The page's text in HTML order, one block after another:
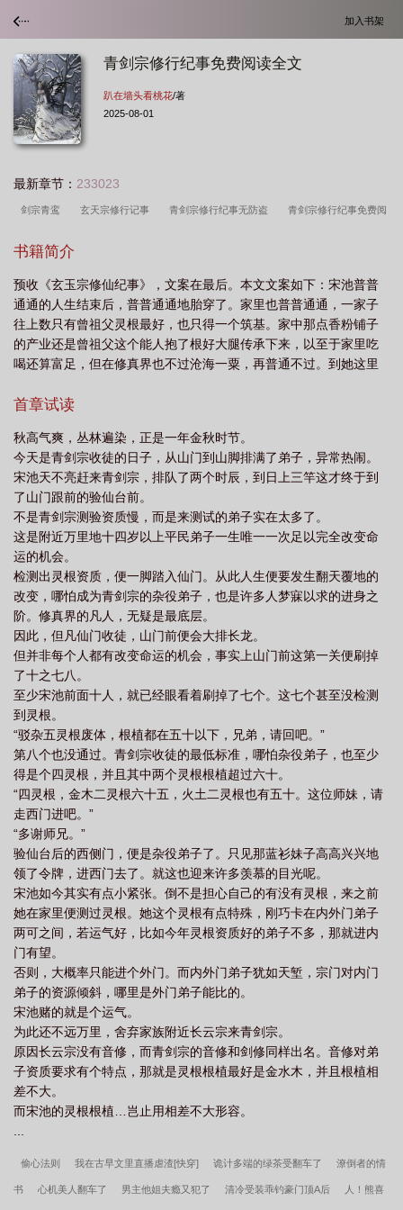
加入书架
青剑宗修行纪事免费阅读全文
趴在墙头看桃花/著
2025-08-01
最新章节： 233023
剑宗青鸾 玄天宗修行记事 青剑宗修行纪事无防盗 青剑宗修行纪事免费阅
池跟谁在一起
趣阁 青剑宗修行纪事资源 青剑宗修行纪事男主 青剑宗修行纪事免费观
看 青剑宗修行纪事最新章节免费阅读 青剑宗修行纪事全文免费阅读 青剑宗
修行纪事番外 青剑宗修行纪事128 剑宗青鸾峰上百度百科 青玄剑宗 青
剑宗修行纪事免费阅读全文 青剑宗修行纪事讲的是什么 剑宗青鸾峰上笔趣
事百度 剑宗 青鸾峰上 青剑宗修行纪事宋池
剑宗修行纪事26宋池 青剑宗修行纪事晋江 青剑宗修行纪事TXT百度 剑修青
帝遗录 青剑宗修行纪事大结局
书籍简介
预收《玄玉宗修仙纪事》，文案在最后。本文文案如下：宋池普普
通通的人生结束后，普普通通地胎穿了。家里也普普通通，一家子
往上数只有曾祖父灵根最好，也只得一个筑基。家中那点香粉铺子
的产业还是曾祖父这个能人抱了根好大腿传承下来，以至于家里吃
喝还算富足，但在修真界也不过沧海一粟，再普通不过。到她这里
这个资质，无论如何筑基有望。运气好还能进宗门为内门弟子，也
宋池不远万里跑青剑宗来拜师。只因她那平均到过分的金水木三灵
根根植全都77的资质，最适合做音修。而青剑宗以此闻名。而她搏
对了。凭借弯弯秀气眉眼的乖巧，讨人喜欢的模样，成功让验仙台
的仙师松松手，进入内门！赌了个大的，而且成功了！宋池当真眉
开眼笑。接下来，不开玩笑，她一定努力修炼，目标也不异想天
开，金丹——成就金丹修士是她毕生目标。她一心进学宫努力学
习，努力修炼，别的一概不管。恼人的是，进宗门前一年夏天隔壁
来消暑的那名门贵族家那小子，到哪都跟着她。她去学宫，他一个
尊者座下弟子居然也来学宫，而且厚脸皮坐她隔壁。日常顶着他那
张‘一辈子做男二永远得不到女主喜欢\’的欠抽的讥讽笑脸对她挑刺。
动不动叫她七七。对对对！你金水木三个灵根都是天灵根你了不
起，你天才，你天下第一棒。宋池不搭理他。然后进宗门前走在她
身前那唇红齿白兼具苦大仇深版，被她自认为男主的少年，居然也
来学宫，还坐在她后座。日常拿一双冻死人的眼睛，盯的她后背满
身寒霜。但这也无妨。人家本来冰山标配，爱放点寒气那别人也管
不着。虽然这两个有点招蜂引蝶，给她造成了一点点小小麻烦。但
是也无妨，她坚定的修仙大计，一直稳当前行。直到有一天，女主
降临学宫。宋池那塞满了海量小说的脑子，总算觉醒记忆。原来还
是穿书了。她忍不住地松了一口气，虽然她在书里大概是个女四或
者五之类的暗恋者的边角料角色，但是不妨碍她狠狠地露出了笑
容。——她的机缘来了。这大概就是穿越者福利吧！只要那本书是
真的，接下来的秘境之中，她就可以得到灵药洗涤灵根。灵根根植
不到八十，连仙根都没有，这辈子金丹无望。但是那书中提到的秘
药，一定可以洗涤她的灵根提升资质等级，到时别说金丹，元婴她
也可以生起摸一摸的野望。至于女主与男主以及男二三四五六七狗
血遍地，修罗场满布的修炼人生，她本来以为自己就是个看戏人。
后来才发现，她才是这狗血修罗场最刺激一环！**************预收
《玄玉宗修仙纪事》宋汐进宗门没几天，就怀揣捉奸剧本。她那从
小定了亲，没见过几面的未婚夫，会在进宗门后对书中女主一见钟
情，并会在宗门盛景之一的香花溪边傍晚约见。当然要去抓奸的是
原主，原主对这个未婚夫还是有情的。不错，她穿书了。而且打一
出生就胎穿过来，那个小未婚夫嘛，见过几面吧。看着不像个花心
的家伙。但那本书既然那么写，估计这小子真的进宗门就喜欢上了
一生挚爱。可怜的家伙，却是个男二。得不到女主的垂青的。原主
自然是女三了。宋汐会去抓这个奸，不是为了夺回那花心的未婚夫
的爱。而是因为，书中提到，原主就是抓奸躲在花丛的过程中，遇
到了此生机缘。成就了后来的炼器天才！她如今资质马马虎虎，不
缘不要这不可能。于是这天傍晚，宋汐早早地埋伏在香花溪边的仙
首章试读
秋高气爽，丛林遍染，正是一年金秋时节。
今天是青剑宗收徒的日子，从山门到山脚排满了弟子，异常热闹。
宋池天不亮赶来青剑宗，排队了两个时辰，到日上三竿这才终于到
了山门跟前的验仙台前。
不是青剑宗测验资质慢，而是来测试的弟子实在太多了。
这是附近万里地十四岁以上平民弟子一生唯一一次足以完全改变命
运的机会。
检测出灵根资质，便一脚踏入仙门。从此人生便要发生翻天覆地的
改变，哪怕成为青剑宗的杂役弟子，也是许多人梦寐以求的进身之
阶。修真界的凡人，无疑是最底层。
因此，但凡仙门收徒，山门前便会大排长龙。
但并非每个人都有改变命运的机会，事实上山门前这第一关便刷掉
了十之七八。
至少宋池前面十人，就已经眼看着刷掉了七个。这七个甚至没检测
到灵根。
“驳杂五灵根废体，根植都在五十以下，兄弟，请回吧。”
第八个也没通过。青剑宗收徒的最低标准，哪怕杂役弟子，也至少
得是个四灵根，并且其中两个灵根根植超过六十。
“四灵根，金木二灵根六十五，火土二灵根也有五十。这位师妹，请
走西门进吧。”
“多谢师兄。”
验仙台后的西侧门，便是杂役弟子了。只见那蓝衫妹子高高兴兴地
领了令牌，进西门去了。就这也迎来许多羡慕的目光呢。
宋池如今其实有点小紧张。倒不是担心自己的有没有灵根，来之前
她在家里便测过灵根。她这个灵根有点特殊，刚巧卡在内外门弟子
两可之间，若运气好，比如今年灵根资质好的弟子不多，那就进内
门有望。
否则，大概率只能进个外门。而内外门弟子犹如天堑，宗门对内门
弟子的资源倾斜，哪里是外门弟子能比的。
宋池赌的就是个运气。
为此还不远万里，舍弃家族附近长云宗来青剑宗。
原因长云宗没有音修，而青剑宗的音修和剑修同样出名。音修对弟
子资质要求有个特点，那就是灵根根植最好是金水木，并且根植相
差不大。
而宋池的灵根根植…岂止用相差不大形容。
偷心法则 我在古早文里直播虐渣[快穿] 诡计多端的绿茶受翻车了 潦倒者的情
书 心机美人翻车了 男主他姐夫瘾又犯了 清冷受装乖钓豪门顶A后 人！熊喜